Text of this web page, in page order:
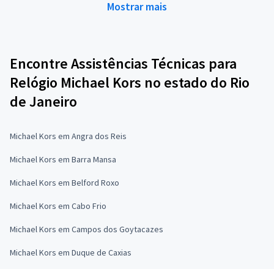
Mostrar mais
Encontre Assistências Técnicas para
Relógio Michael Kors no estado do Rio
de Janeiro
Michael Kors em Angra dos Reis
Michael Kors em Barra Mansa
Michael Kors em Belford Roxo
Michael Kors em Cabo Frio
Michael Kors em Campos dos Goytacazes
Michael Kors em Duque de Caxias